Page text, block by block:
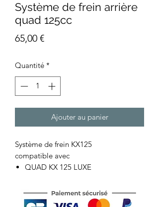
Système de frein arrière
quad 125cc
65,00 €Prix
Quantité *
Ajouter au panier
Système de frein KX125
compatible avec
QUAD KX 125 LUXE